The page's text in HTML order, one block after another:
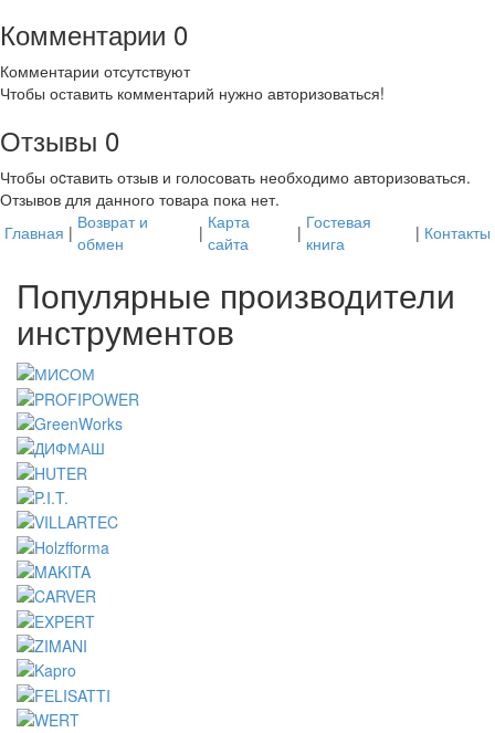
Комментарии 0
Комментарии отсутствуют
Чтобы оставить комментарий нужно авторизоваться!
Отзывы 0
Чтобы оcтавить отзыв и голосовать необходимо авторизоваться.
Отзывов для данного товара пока нет.
Главная | Возврат и
обмен
| Карта
сайта
| Гостевая
книга
| Контакты
Популярные производители
инструментов